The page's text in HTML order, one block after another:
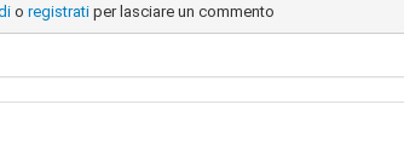
o registrati per lasciare un commento